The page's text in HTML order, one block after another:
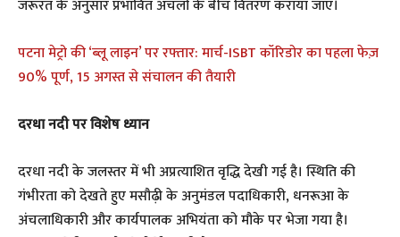
जरूरत के अनुसार प्रभावित अंचलों के बीच वितरण कराया जाए।
पटना मेट्रो की ‘ब्लू लाइन’ पर रफ्तार: मार्च-ISBT कॉरिडोर का पहला फेज़
90% पूर्ण, 15 अगस्त से संचालन की तैयारी
दरधा नदी पर विशेष ध्यान
दरधा नदी के जलस्तर में भी अप्रत्याशित वृद्धि देखी गई है। स्थिति की
गंभीरता को देखते हुए मसौढ़ी के अनुमंडल पदाधिकारी, धनरूआ के
अंचलाधिकारी और कार्यपालक अभियंता को मौके पर भेजा गया है।